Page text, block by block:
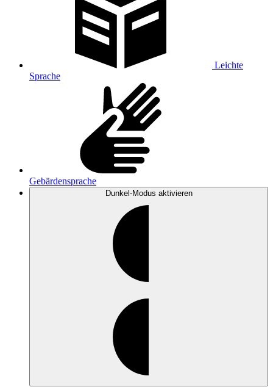
Leichte
Sprache
Gebärdensprache
Dunkel-Modus aktivieren